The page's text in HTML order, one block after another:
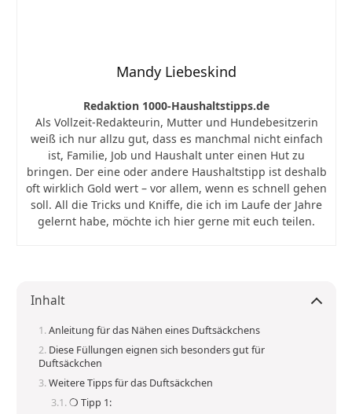
Mandy Liebeskind
Redaktion 1000-Haushaltstipps.de
Als Vollzeit-Redakteurin, Mutter und Hundebesitzerin
weiß ich nur allzu gut, dass es manchmal nicht einfach
ist, Familie, Job und Haushalt unter einen Hut zu
bringen. Der eine oder andere Haushaltstipp ist deshalb
oft wirklich Gold wert – vor allem, wenn es schnell gehen
soll. All die Tricks und Kniffe, die ich im Laufe der Jahre
gelernt habe, möchte ich hier gerne mit euch teilen.
Inhalt
Anleitung für das Nähen eines Duftsäckchens
Diese Füllungen eignen sich besonders gut für
Duftsäckchen
Weitere Tipps für das Duftsäckchen
❍ Tipp 1: